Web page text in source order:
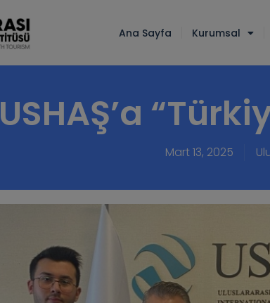
Ana Sayfa Kurumsal
USHAŞ’a
Mart 13, 2025